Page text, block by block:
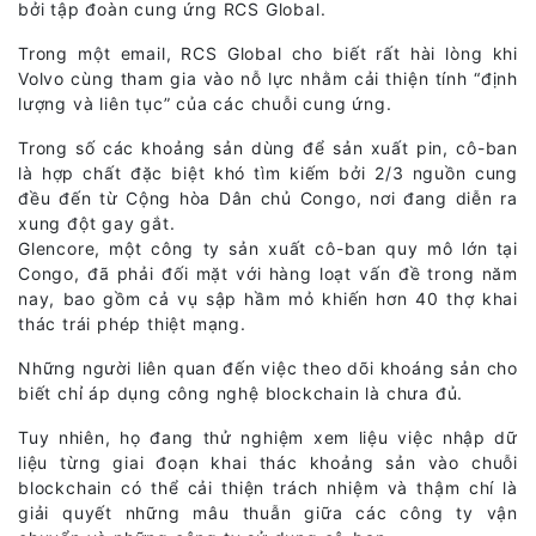
bởi tập đoàn cung ứng RCS Global.
Trong một email, RCS Global cho biết rất hài lòng khi
Volvo cùng tham gia vào nỗ lực nhằm cải thiện tính “định
lượng và liên tục” của các chuỗi cung ứng.
Trong số các khoảng sản dùng để sản xuất pin, cô-ban
là hợp chất đặc biệt khó tìm kiếm bởi 2/3 nguồn cung
đều đến từ Cộng hòa Dân chủ Congo, nơi đang diễn ra
xung đột gay gắt.
Glencore, một công ty sản xuất cô-ban quy mô lớn tại
Congo, đã phải đối mặt với hàng loạt vấn đề trong năm
nay, bao gồm cả vụ sập hầm mỏ khiến hơn 40 thợ khai
thác trái phép thiệt mạng.
Những người liên quan đến việc theo dõi khoáng sản cho
biết chỉ áp dụng công nghệ blockchain là chưa đủ.
Tuy nhiên, họ đang thử nghiệm xem liệu việc nhập dữ
liệu từng giai đoạn khai thác khoảng sản vào chuỗi
blockchain có thể cải thiện trách nhiệm và thậm chí là
giải quyết những mâu thuẫn giữa các công ty vận